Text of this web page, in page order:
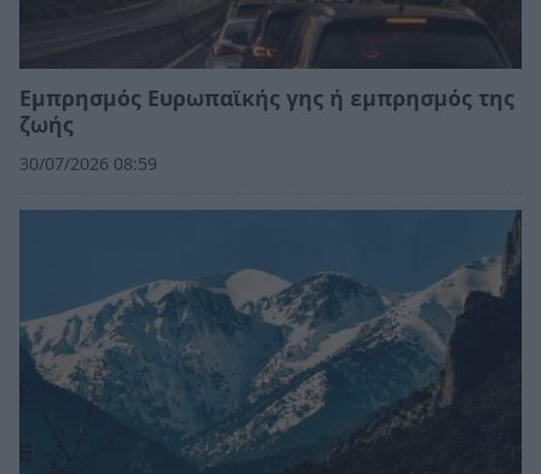
Εμπρησμός Ευρωπαϊκής γης ή εμπρησμός της
ζωής
30/07/2026 08:59